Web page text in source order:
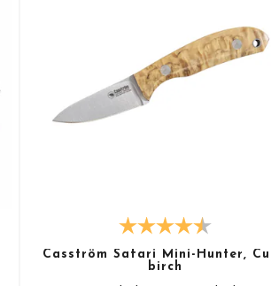
Casström Safari Mini-Hunter,
birch